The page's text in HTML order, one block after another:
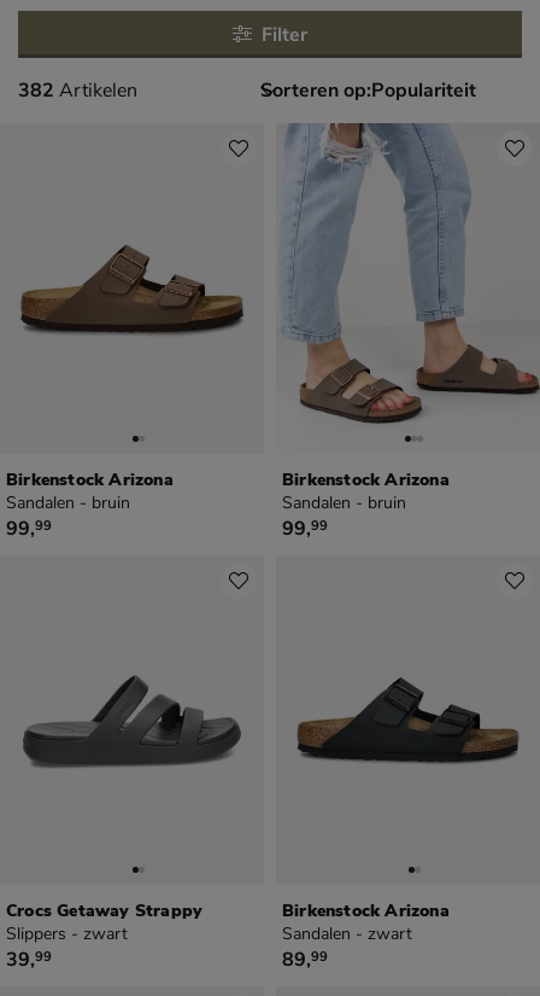
Filter
382 artikelen
382 Artikelen Sorteren op:
Birkenstock Arizona
Sandalen - bruin
€ 99,99
99,99
Birkenstock Arizona
Sandalen - bruin
€ 99,99
99,99
Crocs Getaway Strappy
Slippers - zwart
€ 39,99
39,99
Birkenstock Arizona
Sandalen - zwart
€ 89,99
89,99